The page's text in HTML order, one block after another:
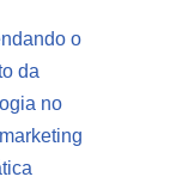
o
da
no